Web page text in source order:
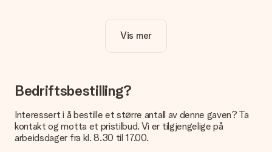
å gjøre gaven din helt unik.
Er eget design inkludert i prisen?
Hvordan vet jeg om bildt mitt er av riktig kvalitet?
Derfor er det viktig å bruke bilder av høy kvalitet. Hvis du er
usikker på kvaliteten på bildet ditt, kan du kontakte vår
kundeservice og legge ved bildet ditt sammen med gaven du
Vis mer
Bedriftsbestilling?
Interessert i å bestille et større antall av denne gaven? Ta
kontakt og motta et pristilbud. Vi er tilgjengelige på
arbeidsdager fra kl. 8.30 til 17.00.